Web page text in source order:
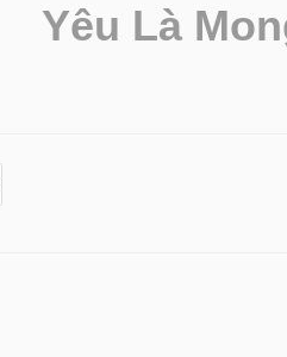
Yêu Là